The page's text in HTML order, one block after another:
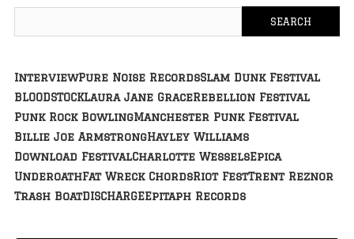
InterviewPure Noise RecordsSlam Dunk Festival
BLOODSTOCKLaura Jane GraceRebellion Festival
Punk Rock BowlingManchester Punk Festival
Billie Joe ArmstrongHayley Williams
Download FestivalCharlotte WesselsEpica
UnderoathFat Wreck ChordsRiot FestTrent Reznor
Trash BoatDISCHARGEEpitaph Records